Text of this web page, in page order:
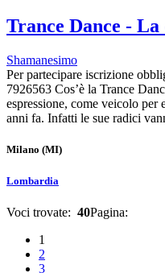
Trance Dance -
Shamanesimo
Per partecipare iscrizione
7926563 Cos’è la Trance
espressione, come veicolo per
anni fa. Infatti le sue radici
Milano (MI)
Lombardia
Voci trovate: 40Pagina:
1
2
3